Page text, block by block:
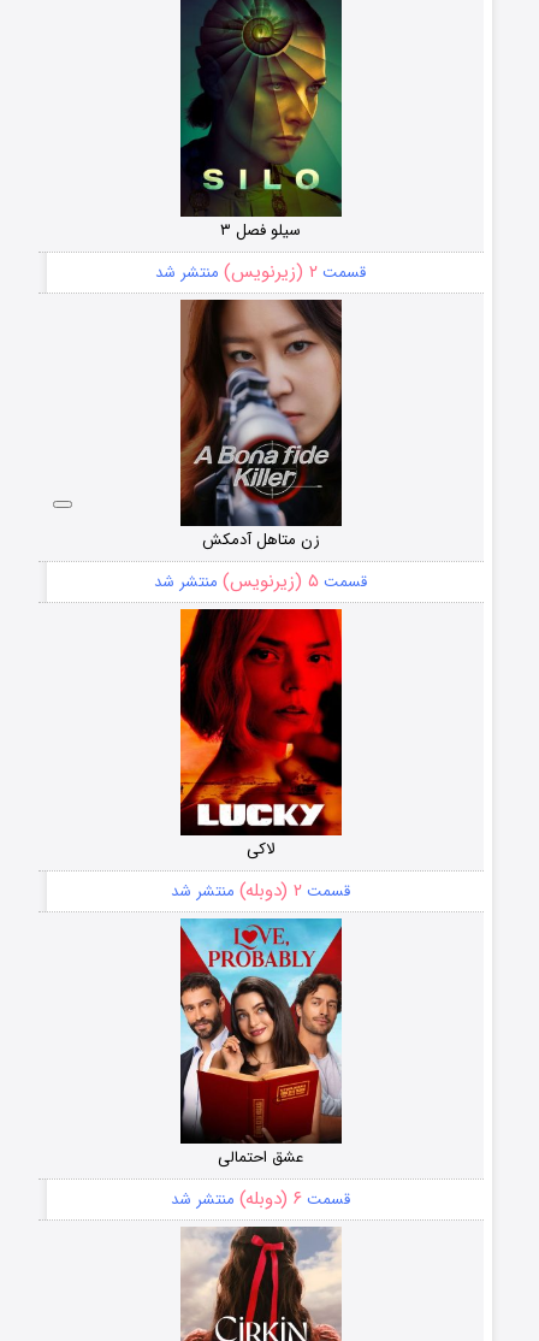
سیلو فصل ۳
قسمت ۲ (زیرنویس) منتشر شد
زن متاهل آدمکش
قسمت ۵ (زیرنویس) منتشر شد
لاکی
قسمت ۲ (دوبله) منتشر شد
عشق احتمالی
قسمت ۶ (دوبله) منتشر شد